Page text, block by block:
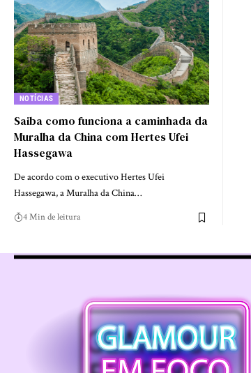
NOTÍCIAS
Saiba como funciona a caminhada da
Muralha da China com Hertes Ufei
Hassegawa
De acordo com o executivo Hertes Ufei
Hassegawa, a Muralha da China…
4 Min de leitura